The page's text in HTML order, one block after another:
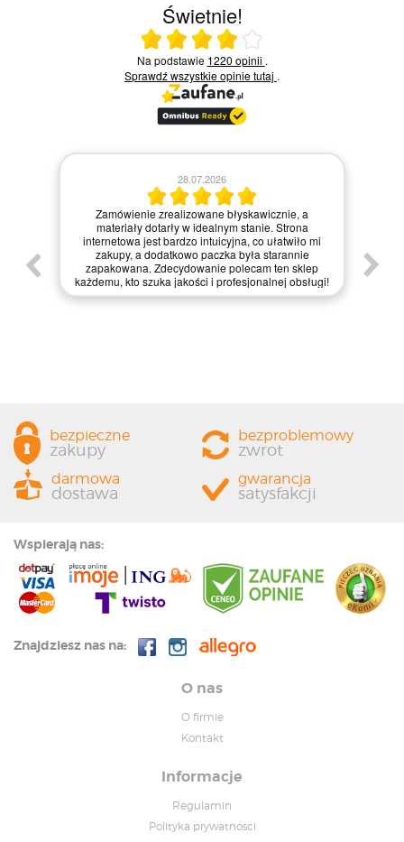
Świetnie!
Ocena średnia 4 na 5
Na podstawie 1220 opinii .
Sprawdź wszystkie opinietutaj .
28.07.2026
Zamówienie zrealizowane błyskawicznie, a
materiały dotarły w idealnym stanie. Strona
internetowa jest bardzo intuicyjna, co ułatwiło mi
zakupy, a dodatkowo paczka była starannie
zapakowana. Zdecydowanie polecam ten sklep
każdemu, kto szuka jakości i profesjonalnej obsługi!
bezpieczne
zakupy
bezproblemowy
zwrot
darmowa
dostawa
gwarancja
satysfakcji
Wspierają nas:
Znajdziesz nas na:
O nas
O firmie
Kontakt
Informacje
Regulamin
Polityka prywatnosci